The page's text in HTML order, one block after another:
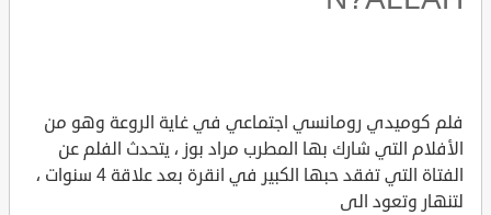
فلم كوميدي رومانسي اجتماعي في غاية الروعة وهو من
الأفلام التي شارك بها المطرب مراد بوز ، يتحدث الفلم عن
الفتاة التي تفقد حبها الكبير في انقرة بعد علاقة 4 سنوات ،
لتنهار وتعود الى